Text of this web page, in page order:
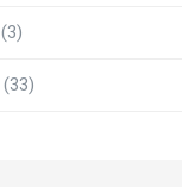
(3)
(33)